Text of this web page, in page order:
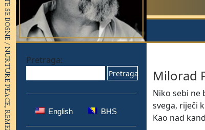
Pretraga:
English BHS
Milorad
Niko sebi ne
svega, riječi
Kao nad